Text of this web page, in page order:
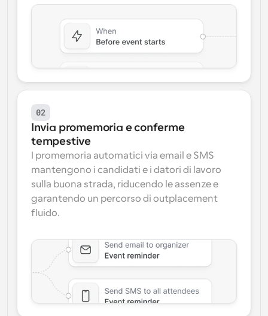
02
Invia promemoria e conferme
tempestive
I promemoria automatici via email e SMS
mantengono i candidati e i datori di lavoro
sulla buona strada, riducendo le assenze e
garantendo un percorso di outplacement
fluido.